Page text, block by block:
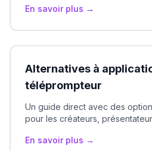
En savoir plus →
Alternatives à
téléprompteur
Un guide direct avec des
pour les créateurs,
En savoir plus →